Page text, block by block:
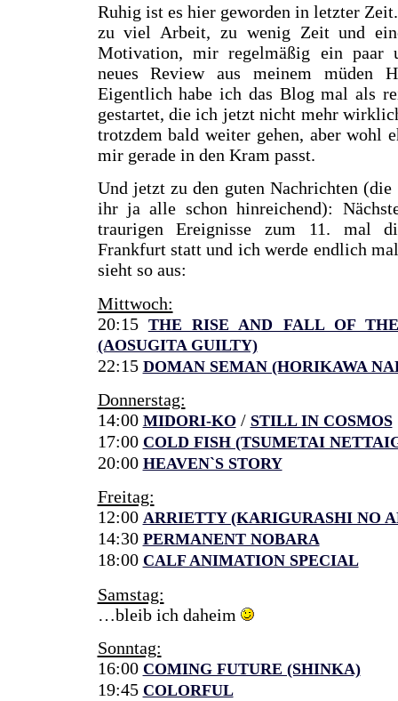
Ruhig ist es hier geworden in letzter
zu viel Arbeit, zu wenig Zeit und
Motivation, mir regelmäßig ein paar
neues Review aus meinem müden
Eigentlich habe ich das Blog mal als
gestartet, die ich jetzt nicht mehr
trotzdem bald weiter gehen, aber wohl
mir gerade in den Kram passt.
Und jetzt zu den guten Nachrichten (die
ihr ja alle schon hinreichend):
traurigen Ereignisse zum 11. mal
Frankfurt statt und ich werde endlich
sieht so aus:
Mittwoch:
20:15 THE RISE AND FALL OF
(AOSUGITA GUILTY)
22:15 DOMAN SEMAN (HORIKAWA
Donnerstag:
14:00 MIDORI-KO / STILL IN COSMOS
17:00 COLD FISH (TSUMETAI
20:00 HEAVEN`S STORY
Freitag:
12:00 ARRIETTY (KARIGURASHI NO
14:30 PERMANENT NOBARA
18:00 CALF ANIMATION SPECIAL
Samstag:
…bleib ich daheim
Sonntag:
16:00 COMING FUTURE (SHINKA)
19:45 COLORFUL